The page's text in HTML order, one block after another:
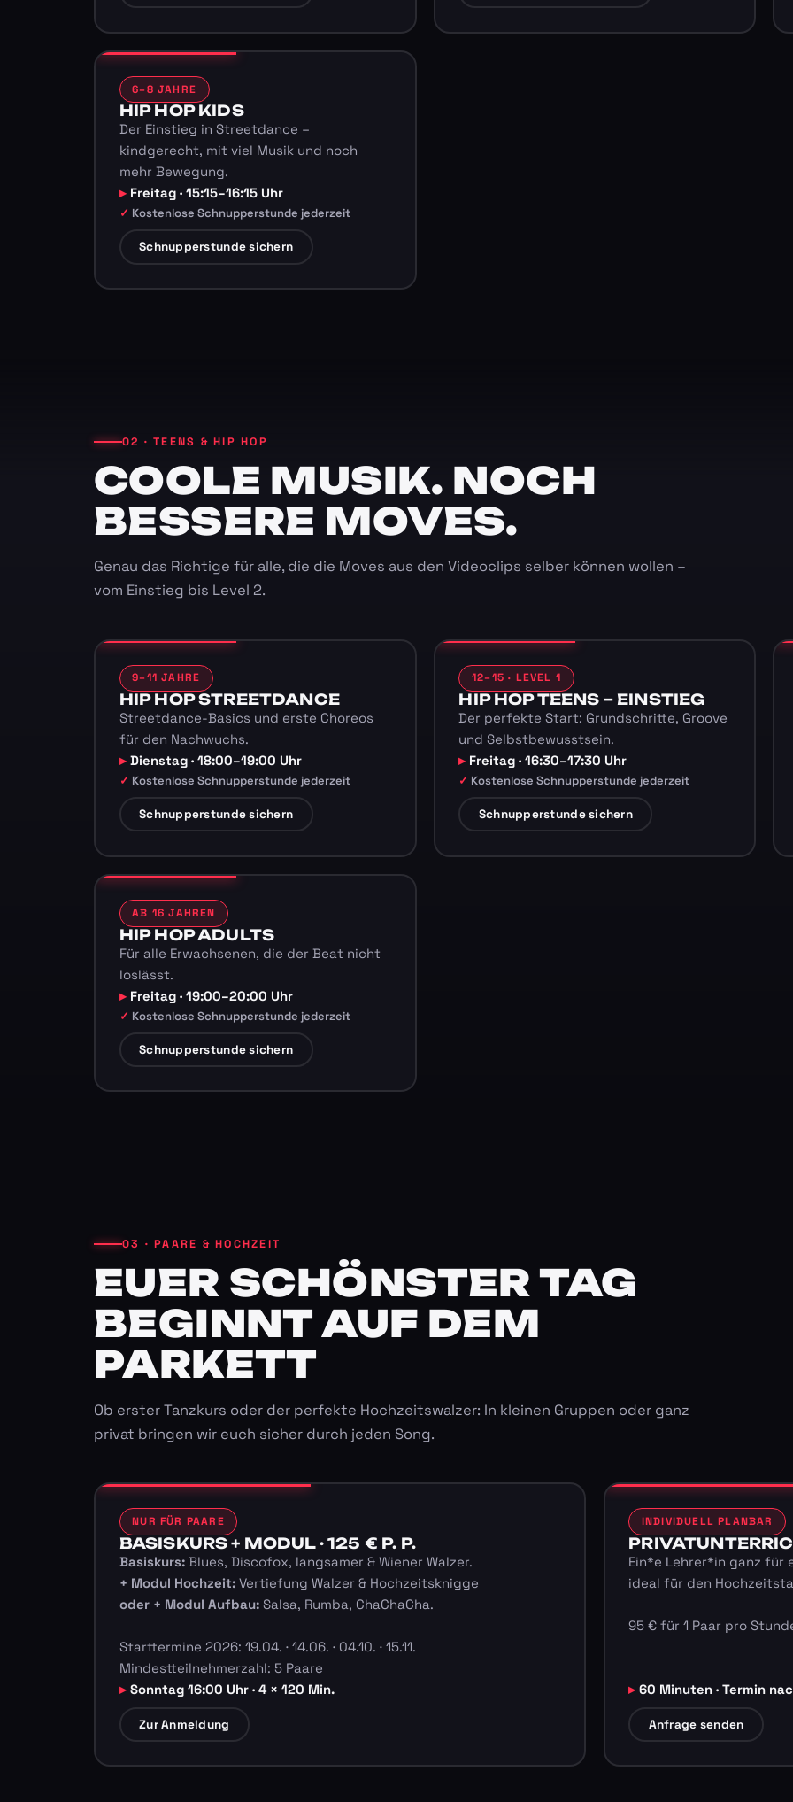
6–8 JAHRE
HIP HOP KIDS
Der Einstieg in Streetdance –
kindgerecht, mit viel Musik und noch
mehr Bewegung.
Freitag · 15:15–16:15 Uhr
Kostenlose Schnupperstunde jederzeit
Schnupperstunde sichern
02 · TEENS & HIP HOP
COOLE MUSIK. NOCH
BESSERE MOVES.
Genau das Richtige für alle, die die Moves aus den Videoclips selber können wollen –
vom Einstieg bis Level 2.
9–11 JAHRE
HIP HOP STREETDANCE
Streetdance-Basics und erste Choreos
für den Nachwuchs.
Dienstag · 18:00–19:00 Uhr
Kostenlose Schnupperstunde jederzeit
Schnupperstunde sichern
12–15 · LEVEL 1
HIP HOP TEENS – EINSTIEG
Der perfekte Start: Grundschritte, Groove
und Selbstbewusstsein.
Freitag · 16:30–17:30 Uhr
Kostenlose Schnupperstunde jederzeit
Schnupperstunde sichern
AB 16 JAHREN
HIP HOP ADULTS
Für alle Erwachsenen, die der Beat nicht
loslässt.
Freitag · 19:00–20:00 Uhr
Kostenlose Schnupperstunde jederzeit
Schnupperstunde sichern
03 · PAARE & HOCHZEIT
EUER SCHÖNSTER TAG
BEGINNT AUF DEM
PARKETT
Ob erster Tanzkurs oder der perfekte Hochzeitswalzer: In kleinen Gruppen oder ganz
privat bringen wir euch sicher durch jeden Song.
NUR FÜR PAARE
BASISKURS + MODUL · 125 € P. P.
Basiskurs:Blues, Discofox, langsamer & Wiener Walzer.
+ Modul Hochzeit:Vertiefung Walzer & Hochzeitsknigge
oder + Modul Aufbau:Salsa, Rumba, ChaChaCha.
Starttermine 2026: 19.04. · 14.06. · 04.10. · 15.11.
Mindestteilnehmerzahl: 5 Paare
Sonntag 16:00 Uhr · 4 × 120 Min.
Zur Anmeldung
INDIVIDUELL PLANBAR
Ein*e Lehrer*in ganz für
ideal für den
95 € für 1 Paar pro
60 Minuten · Termin
Anfrage senden